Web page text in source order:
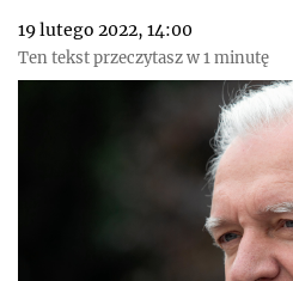
19 lutego 2022, 14:00
Ten tekst przeczytasz w 1 minutę